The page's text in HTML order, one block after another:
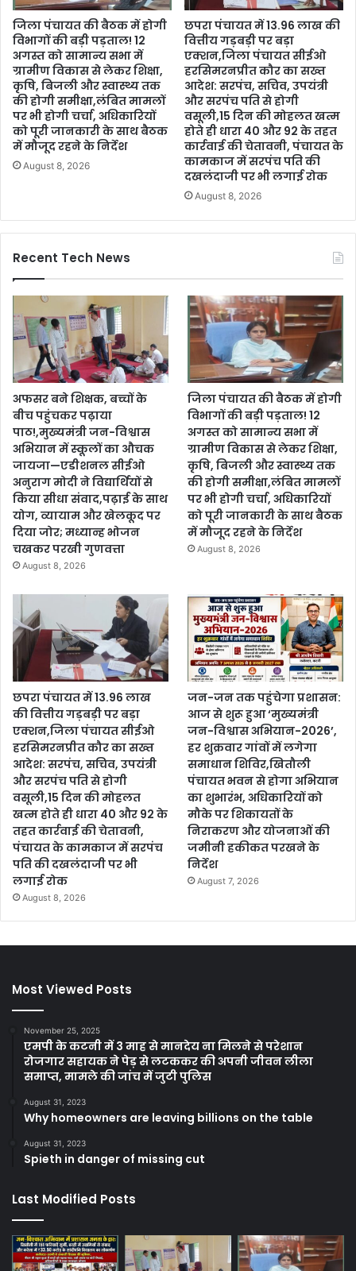
जिला पंचायत की बैठक में होगी
विभागों की बड़ी पड़ताल! 12
अगस्त को सामान्य सभा में
ग्रामीण विकास से लेकर शिक्षा,
कृषि, बिजली और स्वास्थ्य तक
की होगी समीक्षा,लंबित मामलों
पर भी होगी चर्चा, अधिकारियों
को पूरी जानकारी के साथ बैठक
में मौजूद रहने के निर्देश
August 8, 2026
छपरा पंचायत में 13.96 लाख की
वित्तीय गड़बड़ी पर बड़ा
एक्शन,जिला पंचायत सीईओ
हरसिमरनप्रीत कौर का सख्त
आदेश: सरपंच, सचिव, उपयंत्री
और सरपंच पति से होगी
वसूली,15 दिन की मोहलत खत्म
होते ही धारा 40 और 92 के तहत
कार्रवाई की चेतावनी, पंचायत के
कामकाज में सरपंच पति की
दखलंदाजी पर भी लगाई रोक
August 8, 2026
Recent Tech News
अफसर बने शिक्षक, बच्चों के
बीच पहुंचकर पढ़ाया
पाठ!,मुख्यमंत्री जन-विश्वास
अभियान में स्कूलों का औचक
जायजा—एडीशनल सीईओ
अनुराग मोदी ने विद्यार्थियों से
किया सीधा संवाद,पढ़ाई के साथ
योग, व्यायाम और खेलकूद पर
दिया जोर; मध्यान्ह भोजन
चखकर परखी गुणवत्ता
August 8, 2026
जिला पंचायत की बैठक में होगी
विभागों की बड़ी पड़ताल! 12
अगस्त को सामान्य सभा में
ग्रामीण विकास से लेकर शिक्षा,
कृषि, बिजली और स्वास्थ्य तक
की होगी समीक्षा,लंबित मामलों
पर भी होगी चर्चा, अधिकारियों
को पूरी जानकारी के साथ बैठक
में मौजूद रहने के निर्देश
August 8, 2026
छपरा पंचायत में 13.96 लाख
की वित्तीय गड़बड़ी पर बड़ा
एक्शन,जिला पंचायत सीईओ
हरसिमरनप्रीत कौर का सख्त
आदेश: सरपंच, सचिव, उपयंत्री
और सरपंच पति से होगी
वसूली,15 दिन की मोहलत
खत्म होते ही धारा 40 और 92 के
तहत कार्रवाई की चेतावनी,
पंचायत के कामकाज में सरपंच
पति की दखलंदाजी पर भी
लगाई रोक
August 8, 2026
जन-जन तक पहुंचेगा प्रशासन:
आज से शुरू हुआ ‘मुख्यमंत्री
जन-विश्वास अभियान-2026’,
हर शुक्रवार गांवों में लगेगा
समाधान शिविर,खितौली
पंचायत भवन से होगा अभियान
का शुभारंभ, अधिकारियों को
मौके पर शिकायतों के
निराकरण और योजनाओं की
जमीनी हकीकत परखने के
निर्देश
August 7, 2026
Most Viewed Posts
November 25, 2025
एमपी के कटनी में 3 माह से मानदेय ना मिलने से परेशान
रोजगार सहायक ने पेड़ से लटककर की अपनी जीवन लीला
समाप्त, मामले की जांच में जुटी पुलिस
August 31, 2023
Why homeowners are leaving billions on the table
August 31, 2023
Spieth in danger of missing cut
Last Modified Posts